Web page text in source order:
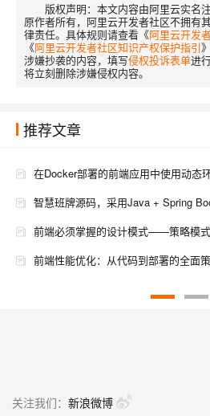
版权声明： 本文内容由阿里云实名
原作者所有，阿里云开发者社区不拥有
律责任。具体规则请查看《阿里云开发
《阿里云开发者社区知识产权保护指引
涉嫌抄袭的内容，填写侵权投诉表单进
将立刻删除涉嫌侵权内容。
推荐文章
在Docker部署的前端应用中使用动态
智慧班牌源码，采用Java + Spring Boot后端框架，
前端必须掌握的设计模式——策略模式
前端性能优化：从代码到部署的全面
关注我们： 新浪微博